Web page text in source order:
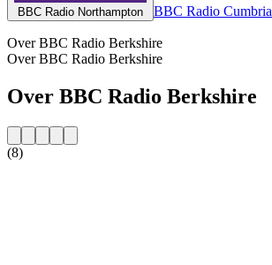
BBC Radio Northampton BBC Radio Cumbria
Over BBC Radio Berkshire
Over BBC Radio Berkshire
Over BBC Radio Berkshire
(8)